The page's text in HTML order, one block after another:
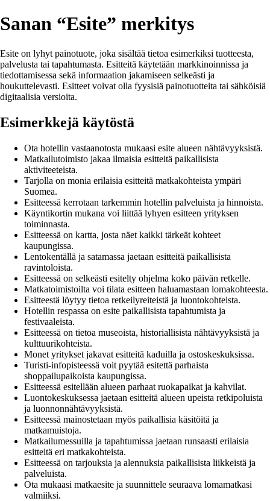
Sanan “Esite” merkitys
Esite on lyhyt painotuote, joka sisältää tietoa esimerkiksi tuotteesta,
palvelusta tai tapahtumasta. Esitteitä käytetään markkinoinnissa ja
tiedottamisessa sekä informaation jakamiseen selkeästi ja
houkuttelevasti. Esitteet voivat olla fyysisiä painotuotteita tai sähköisiä
digitaalisia versioita.
Esimerkkejä käytöstä
Ota hotellin vastaanotosta mukaasi esite alueen nähtävyyksistä.
Matkailutoimisto jakaa ilmaisia esitteitä paikallisista
aktiviteeteista.
Tarjolla on monia erilaisia esitteitä matkakohteista ympäri
Suomea.
Esitteessä kerrotaan tarkemmin hotellin palveluista ja hinnoista.
Käyntikortin mukana voi liittää lyhyen esitteen yrityksen
toiminnasta.
Esitteessä on kartta, josta näet kaikki tärkeät kohteet
kaupungissa.
Lentokentällä ja satamassa jaetaan esitteitä paikallisista
ravintoloista.
Esitteessä on selkeästi esitelty ohjelma koko päivän retkelle.
Matkatoimistoilta voi tilata esitteen haluamastaan lomakohteesta.
Esitteestä löytyy tietoa retkeilyreiteistä ja luontokohteista.
Hotellin respassa on esite paikallisista tapahtumista ja
festivaaleista.
Esitteessä on tietoa museoista, historiallisista nähtävyyksistä ja
kulttuurikohteista.
Monet yritykset jakavat esitteitä kaduilla ja ostoskeskuksissa.
Turisti-infopisteessä voit pyytää esitettä parhaista
shoppailupaikoista kaupungissa.
Esitteessä esitellään alueen parhaat ruokapaikat ja kahvilat.
Luontokeskuksessa jaetaan esitteitä alueen upeista retkipoluista
ja luonnonnähtävyyksistä.
Esitteessä mainostetaan myös paikallisia käsitöitä ja
matkamuistoja.
Matkailumessuilla ja tapahtumissa jaetaan runsaasti erilaisia
esitteitä eri matkakohteista.
Esitteessä on tarjouksia ja alennuksia paikallisista liikkeistä ja
palveluista.
Ota mukaasi matkaesite ja suunnittele seuraava lomamatkasi
valmiiksi.